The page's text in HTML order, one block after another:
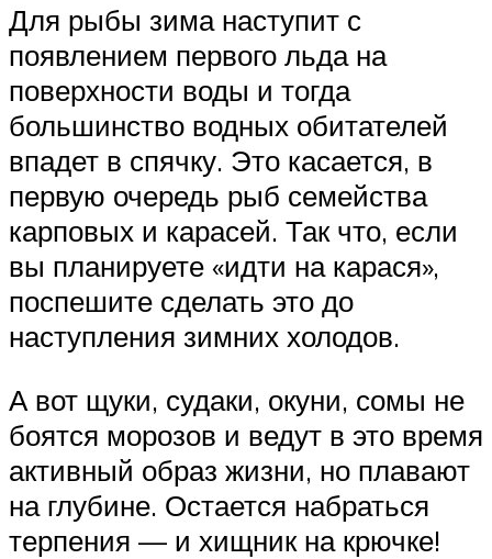
Для рыбы зима наступит с
появлением первого льда на
поверхности воды и тогда
большинство водных обитателей
впадет в спячку. Это касается, в
первую очередь рыб семейства
карповых и карасей. Так что, если
вы планируете «идти на карася»,
поспешите сделать это до
наступления зимних холодов.
А вот щуки, судаки, окуни, сомы не
боятся морозов и ведут в это время
активный образ жизни, но плавают
на глубине. Остается набраться
терпения — и хищник на крючке!